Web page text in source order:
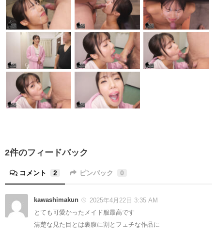
2件のフィードバック
コメント 2 ピンバック 0
kawashimakun
2025年4月22日 3:35 AM
とても可愛かったメイド服最高です
清楚な見た目とは裏腹に割とフェチな作品に